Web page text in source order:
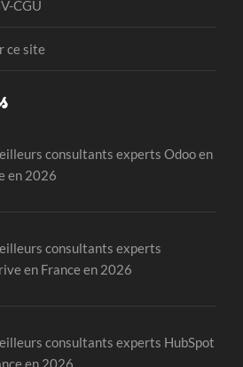
CGU
ce site
consultants experts Odoo en
en 2026
consultants experts
en France en 2026
consultants experts HubSpot
en 2026